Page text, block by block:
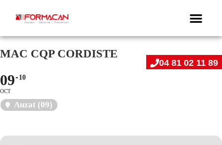
04 81 02 11 89
MAC CQP CORDISTE
09
OCT
10
Auzat (09)